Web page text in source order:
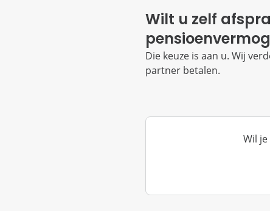
Wilt u zelf
Die keuze is aan u. Wij
partner betalen.
Wil